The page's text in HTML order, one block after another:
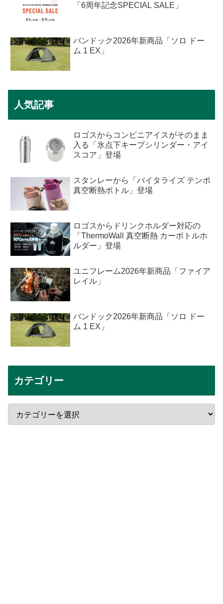
「6周年記念SPECIAL SALE」
バンドック2026年新商品「ソロ ドー
ム 1 EX」
人気記事
ロゴスからコンビニアイスがそのまま
入る「氷点下キープシリンダー・アイ
スコア」登場
スタンレーから「バイタライズ テンポ
真空断熱ボトル」登場
ロゴスからドリンクホルダー対応の
「ThermoWall 真空断熱 カーボトルホ
ルダー」登場
ユニフレーム2026年新商品「ファイア
レイル」
バンドック2026年新商品「ソロ ドー
ム 1 EX」
カテゴリー